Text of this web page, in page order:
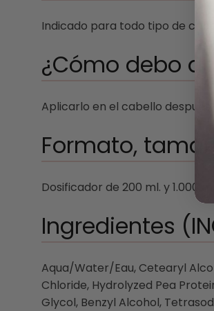
Indicado para todo tipo de
¿Cómo debo
Aplicarlo en el cabello
Formato,
Dosificador de 200 ml. y 1.000 ml.
Ingredientes
Aqua/Water/Eau, Cetearyl
Chloride, Hydrolyzed Pea
Glycol, Benzyl Alcohol,